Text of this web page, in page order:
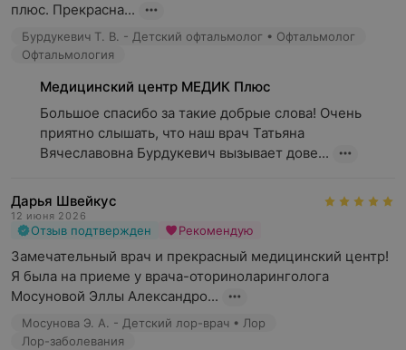
плюс. Прекрасна...
Бурдукевич Т. В. - Детский офтальмолог • Офтальмолог
Офтальмология
Медицинский центр МЕДИК Плюс
Большое спасибо за такие добрые слова! Очень
приятно слышать, что наш врач Татьяна
Вячеславовна Бурдукевич вызывает дове...
Дарья Швейкус
12 июня 2026
Отзыв подтвержден Рекомендую
Замечательный врач и прекрасный медицинский центр!
Я была на приеме у врача-оториноларинголога
Мосуновой Эллы Александро...
Мосунова Э. А. - Детский лор-врач • Лор
Лор-заболевания